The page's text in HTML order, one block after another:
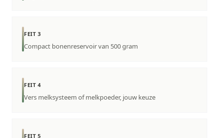
FEIT 3
Compact bonenreservoir van 500 gram
FEIT 4
Vers melksysteem of melkpoeder, jouw keuze
FEIT 5